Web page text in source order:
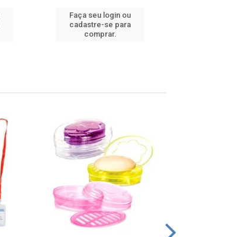
Faça seu login ou
cadastre-se para
comprar.